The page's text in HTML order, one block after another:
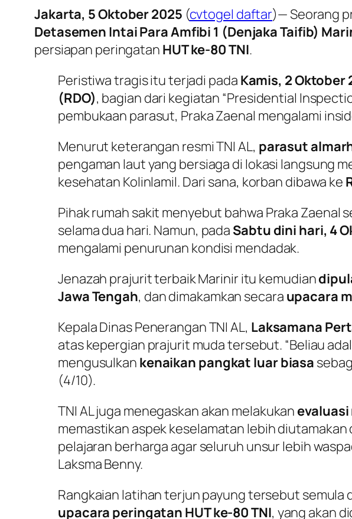
Jakarta, 5 Oktober 2025 (cvtogel daftar)— Seorang
Detasemen Intai Para Amfibi 1 (Denjaka Taifib)
persiapan peringatan HUT ke-80 TNI.
Peristiwa tragis itu terjadi pada Kamis, 2 Oktober
(RDO), bagian dari kegiatan “Presidential
pembukaan parasut, Praka Zaenal mengalami
Menurut keterangan resmi TNI AL, parasut
pengaman laut yang bersiaga di lokasi langsung
kesehatan Kolinlamil. Dari sana, korban dibawa ke
Pihak rumah sakit menyebut bahwa Praka
selama dua hari. Namun, pada Sabtu dini hari, 4
mengalami penurunan kondisi mendadak.
Jenazah prajurit terbaik Marinir itu kemudian
Jawa Tengah, dan dimakamkan secara upacara
Kepala Dinas Penerangan TNI AL, Laksamana
atas kepergian prajurit muda tersebut. “Beliau
mengusulkan kenaikan pangkat luar biasa
(4/10).
TNI AL juga menegaskan akan melakukan
memastikan aspek keselamatan lebih
pelajaran berharga agar seluruh unsur lebih
Laksma Benny.
Rangkaian latihan terjun payung tersebut
upacara peringatan HUT ke-80 TNI, yang akan